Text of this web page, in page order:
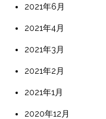
2021年6月
2021年4月
2021年3月
2021年2月
2021年1月
2020年12月